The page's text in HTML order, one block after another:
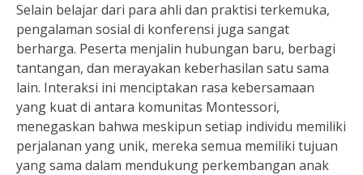
Selain belajar dari para ahli dan praktisi terkemuka,
pengalaman sosial di konferensi juga sangat
berharga. Peserta menjalin hubungan baru, berbagi
tantangan, dan merayakan keberhasilan satu sama
lain. Interaksi ini menciptakan rasa kebersamaan
yang kuat di antara komunitas Montessori,
menegaskan bahwa meskipun setiap individu memiliki
perjalanan yang unik, mereka semua memiliki tujuan
yang sama dalam mendukung perkembangan anak